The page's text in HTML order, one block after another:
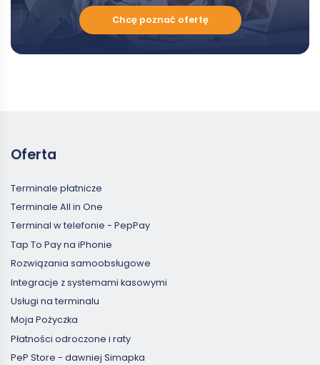
Chcę
Chcę poznać ofertę
Oferta
Terminale płatnicze
Terminale All in One
Terminal w telefonie - PepPay
Tap To Pay na iPhonie
Rozwiązania samoobsługowe
Integracje z systemami kasowymi
Usługi na terminalu
Moja Pożyczka
Płatności odroczone i raty
PeP Store - dawniej Simapka